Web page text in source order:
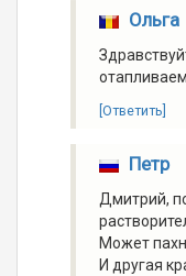
Ольга
[Ответить]
Петр
Дмитрий,
Может
И другая